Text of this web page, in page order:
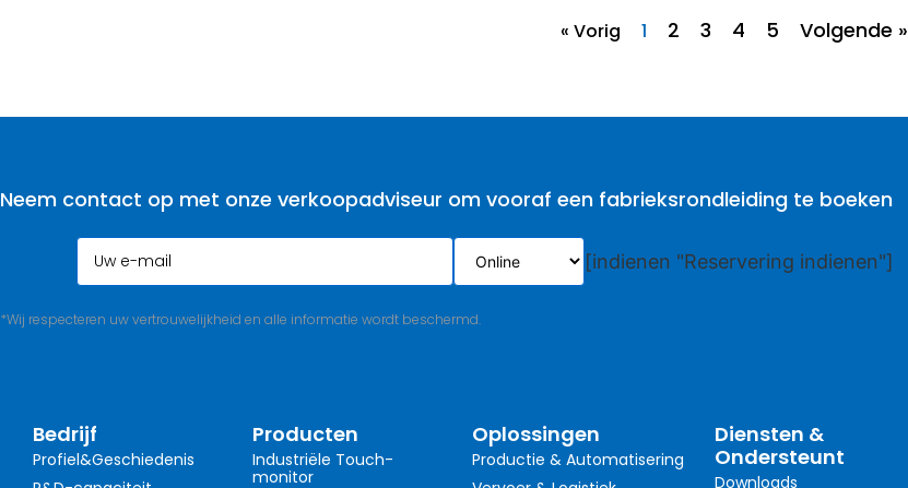
« Vorig 1 2 3 4 5 Volgende »
Neem contact op met onze verkoopadviseur om vooraf een fabrieksrondleiding te boeken
[indienen "Reservering indienen"]
*Wij respecteren uw vertrouwelijkheid en alle informatie wordt beschermd.
Bedrijf
Profiel&Geschiedenis
Producten
Industriële Touch-
monitor
Oplossingen
Productie & Automatisering
Diensten &
Ondersteunt
Downloads